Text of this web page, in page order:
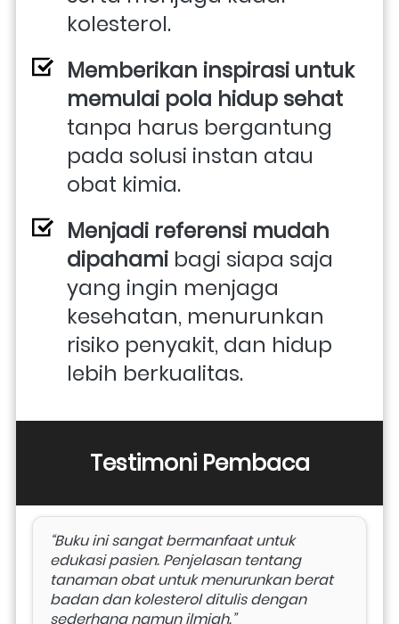
kolesterol.
Memberikan inspirasi untuk
memulai pola hidup sehat
tanpa harus bergantung
pada solusi instan atau
obat kimia.
Menjadi referensi mudah
dipahami bagi siapa saja
yang ingin menjaga
kesehatan, menurunkan
risiko penyakit, dan hidup
lebih berkualitas.
Testimoni Pembaca
“Buku ini sangat bermanfaat untuk
edukasi pasien. Penjelasan tentang
tanaman obat untuk menurunkan berat
badan dan kolesterol ditulis dengan
sederhana namun ilmiah.”